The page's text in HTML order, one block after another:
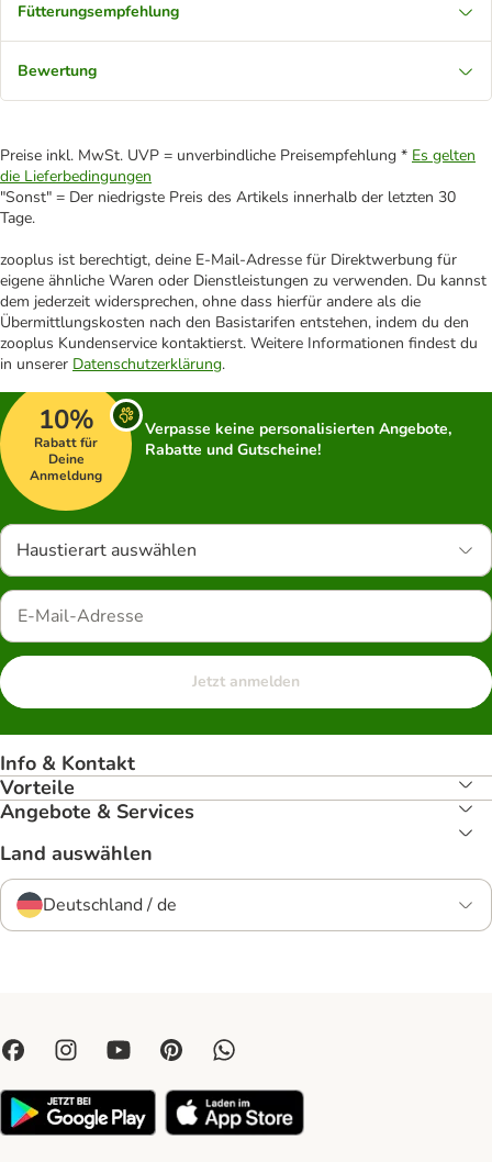
Fütterungsempfehlung
Bewertung
Preise inkl. MwSt. UVP = unverbindliche Preisempfehlung * Es gelten
die Lieferbedingungen
"Sonst" = Der niedrigste Preis des Artikels innerhalb der letzten 30
Tage.
zooplus ist berechtigt, deine E-Mail-Adresse für Direktwerbung für
eigene ähnliche Waren oder Dienstleistungen zu verwenden. Du kannst
dem jederzeit widersprechen, ohne dass hierfür andere als die
Übermittlungskosten nach den Basistarifen entstehen, indem du den
zooplus Kundenservice kontaktierst. Weitere Informationen findest du
in unserer Datenschutzerklärung.
10%
Rabatt für
Deine
Anmeldung
Verpasse keine personalisierten Angebote,
Rabatte und Gutscheine!
Haustierart auswählen
Jetzt anmelden
Info & Kontakt
Vorteile
Angebote & Services
Land auswählen
Deutschland / de